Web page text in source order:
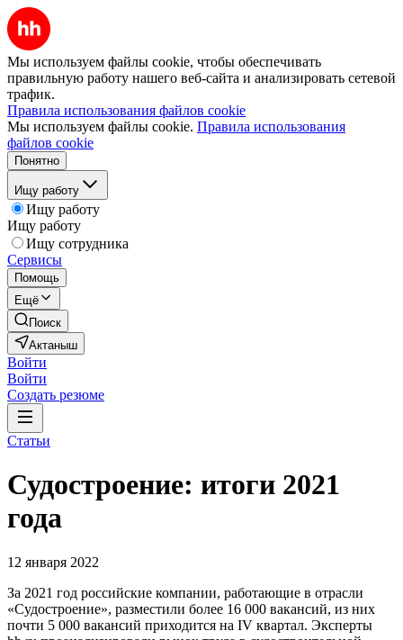
Мы используем файлы cookie, чтобы обеспечивать
правильную работу нашего веб-сайта и анализировать сетевой
трафик.
Правила использования файлов cookie
Мы используем файлы cookie. Правила использования
файлов cookie
Понятно
Ищу работу
Ищу работу
Ищу работу
Ищу сотрудника
Сервисы
Помощь
Ещё
Поиск
Актаныш
Войти
Войти
Создать резюме
Статьи
Судостроение: итоги 2021
года
12 января 2022
За 2021 год российские компании, работающие в отрасли
«Судостроение», разместили более 16 000 вакансий, из них
почти 5 000 вакансий приходится на IV квартал. Эксперты